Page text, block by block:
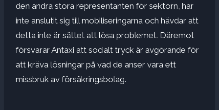
den andra stora representanten för sektorn, har
inte anslutit sig till mobiliseringarna och hävdar att
detta inte är sättet att lösa problemet. Däremot
försvarar Antaxi att socialt tryck är avgörande för
att kräva lösningar på vad de anser vara ett
missbruk av försäkringsbolag.